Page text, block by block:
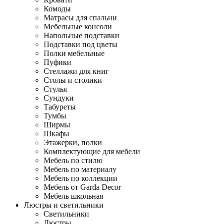
Комоды
Матрасы для спальни
Мебельные консоли
Напольные подставки
Подставки под цветы
Полки мебельные
Пуфики
Стеллажи для книг
Столы и столики
Стулья
Сундуки
Табуреты
Тумбы
Ширмы
Шкафы
Этажерки, полки
Комплектующие для мебели
Мебель по стилю
Мебель по материалу
Мебель по коллекции
Мебель от Garda Decor
Мебель школьная
Люстры и светильники
Светильники